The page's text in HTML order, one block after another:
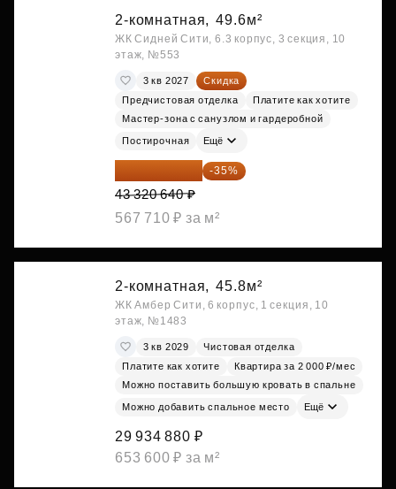
2-комнатная, 49.6м²
ЖК Сидней Сити, 6.3 корпус, 3 секция, 10
этаж, №553
3 кв 2027
Скидка
Предчистовая отделка
Платите как хотите
Мастер-зона с санузлом и гардеробной
Постирочная Ещё
28 158 416 ₽ -35%
43 320 640 ₽
567 710 ₽ за м²
2-комнатная, 45.8м²
ЖК Амбер Сити, 6 корпус, 1 секция, 10
этаж, №1483
3 кв 2029
Чистовая отделка
Платите как хотите
Квартира за 2 000 ₽/мес
Можно поставить большую кровать в спальне
Можно добавить спальное место Ещё
29 934 880 ₽
653 600 ₽ за м²